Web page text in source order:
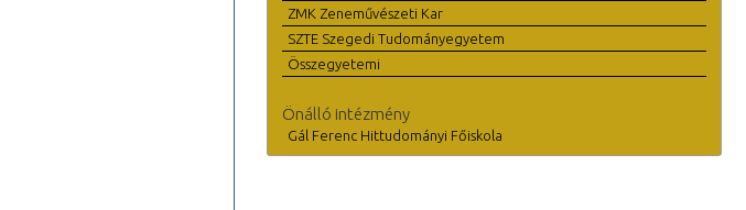
ZMK Zeneművészeti Kar
SZTE Szegedi Tudományegyetem
Összegyetemi
Önálló intézmény
Gál Ferenc Hittudományi Főiskola